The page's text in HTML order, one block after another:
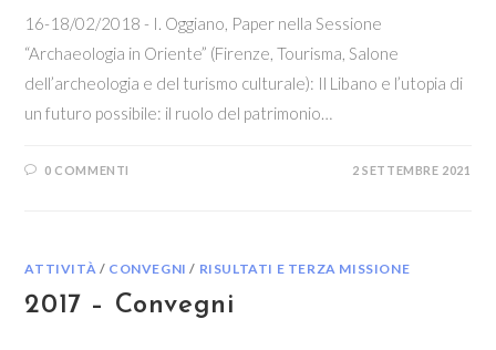
16-18/02/2018 - I. Oggiano, Paper nella Sessione
“Archaeologia in Oriente” (Firenze, Tourisma, Salone
dell’archeologia e del turismo culturale): Il Libano e l’utopia di
un futuro possibile: il ruolo del patrimonio…
0 COMMENTI 2 SETTEMBRE 2021
ATTIVITÀ / CONVEGNI / RISULTATI E TERZA MISSIONE
2017 – Convegni